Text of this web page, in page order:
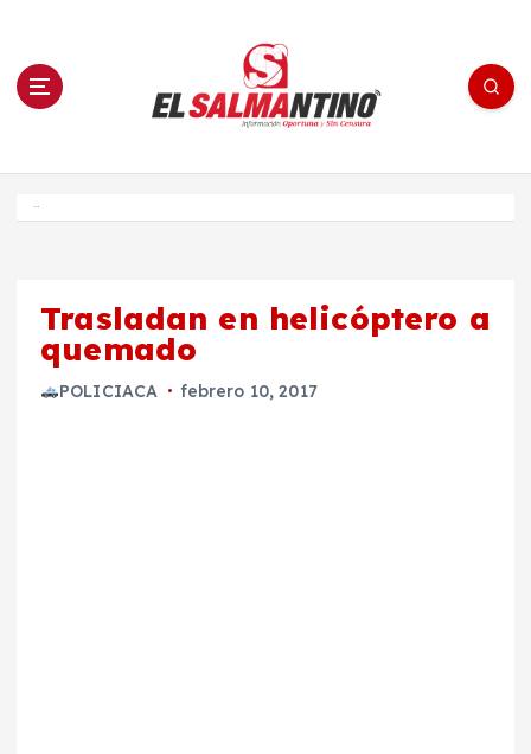
n El Salmantino - medios/noticias/editorial
Trasladan en helicóptero a
quemado
POLICIACA febrero 10, 2017